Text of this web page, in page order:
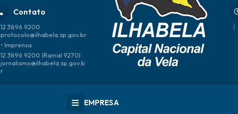
Contato
12 3896 9200
protocolo@ilhabela.sp.gov.br
• Imprensa
12 3896 9200 (Ramal 9270)
jornalismo@ilhabela.sp.gov.b
r
EMPRESA